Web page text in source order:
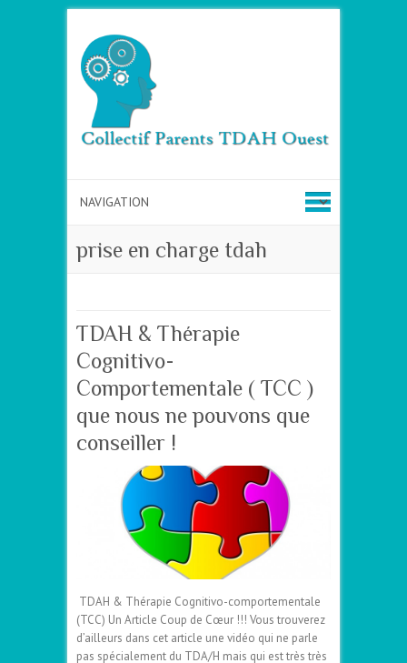
prise en charge tdah
TDAH & Thérapie
Cognitivo-
Comportementale ( TCC )
que nous ne pouvons que
conseiller !
TDAH & Thérapie Cognitivo-comportementale
(TCC) Un Article Coup de Cœur !!! Vous trouverez
d’ailleurs dans cet article une vidéo qui ne parle
pas spécialement du TDA/H mais qui est très très